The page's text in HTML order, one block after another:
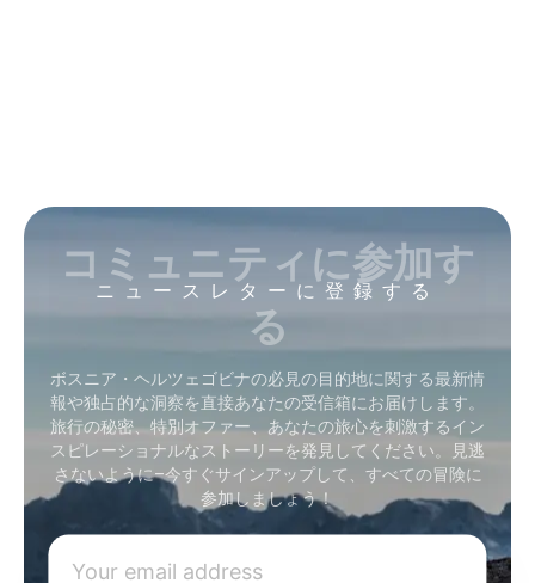
ニュースレターに登録する
コミュニティに参加す
る
ボスニア・ヘルツェゴビナの必見の目的地に関する最新情
報や独占的な洞察を直接あなたの受信箱にお届けします。
旅行の秘密、特別オファー、あなたの旅心を刺激するイン
スピレーショナルなストーリーを発見してください。見逃
さないように–今すぐサインアップして、すべての冒険に
参加しましょう！